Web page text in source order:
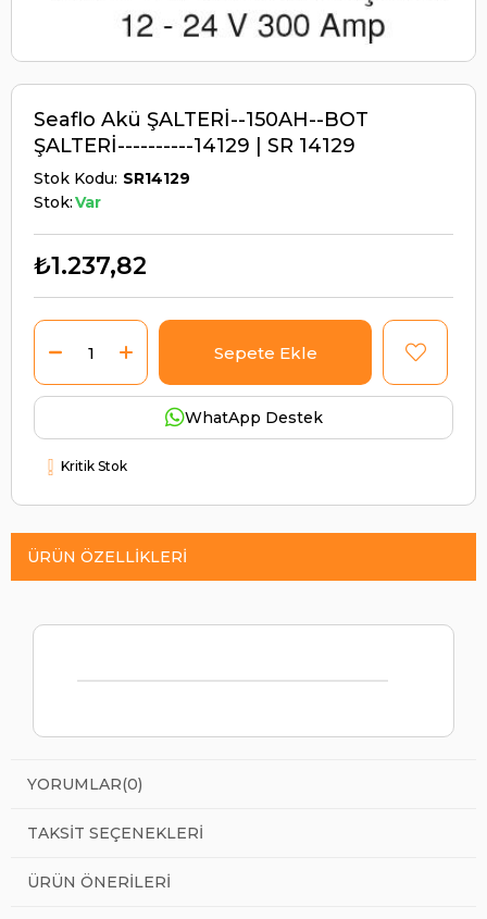
Seaflo Akü ŞALTERİ--150AH--BOT
ŞALTERİ----------14129 | SR 14129
Stok Kodu SR14129
Stok:Var
₺1.237,82
WhatApp Destek
Kritik Stok
ÜRÜN ÖZELLIKLERI
YORUMLAR(0)
TAKSIT SEÇENEKLERI
ÜRÜN ÖNERILERI